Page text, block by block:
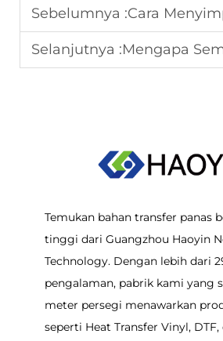
Sebelumnya :Cara Menyimpan Film
Selanjutnya :Mengapa Semakin Banyak Merek
Temukan bahan transfer panas
tinggi dari Guangzhou Haoyin
Technology. Dengan lebih dari
pengalaman, pabrik kami yang
meter persegi menawarkan
seperti Heat Transfer Vinyl, DTF,